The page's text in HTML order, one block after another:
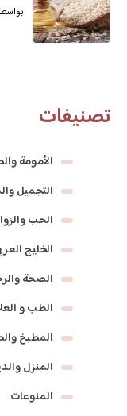
تصنيفات
الأمومة
التجميل
الحب
الخليج
الصحة
الطب و
المطبخ
المنزل
المنوعات